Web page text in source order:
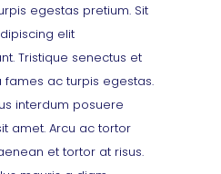
egestas pretium. Sit
elit
Tristique senectus et
ac turpis egestas.
interdum posuere
amet. Arcu ac tortor
et tortor at risus.